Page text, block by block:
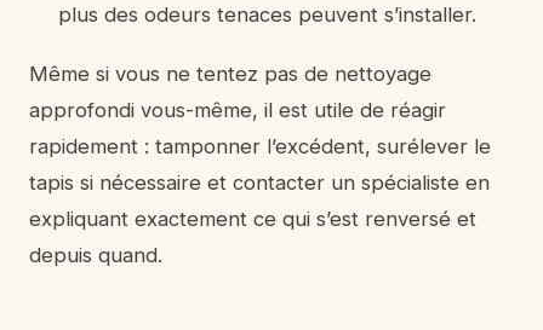
plus des odeurs tenaces peuvent s’installer.
Même si vous ne tentez pas de nettoyage
approfondi vous-même, il est utile de réagir
rapidement : tamponner l’excédent, surélever le
tapis si nécessaire et contacter un spécialiste en
expliquant exactement ce qui s’est renversé et
depuis quand.